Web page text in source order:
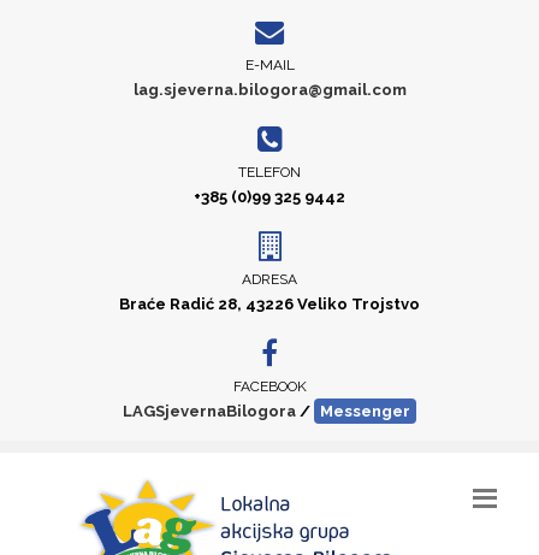
E-MAIL
lag.sjeverna.bilogora@gmail.com
TELEFON
+385 (0)99 325 9442
ADRESA
Braće Radić 28, 43226 Veliko Trojstvo
FACEBOOK
LAGSjevernaBilogora / Messenger